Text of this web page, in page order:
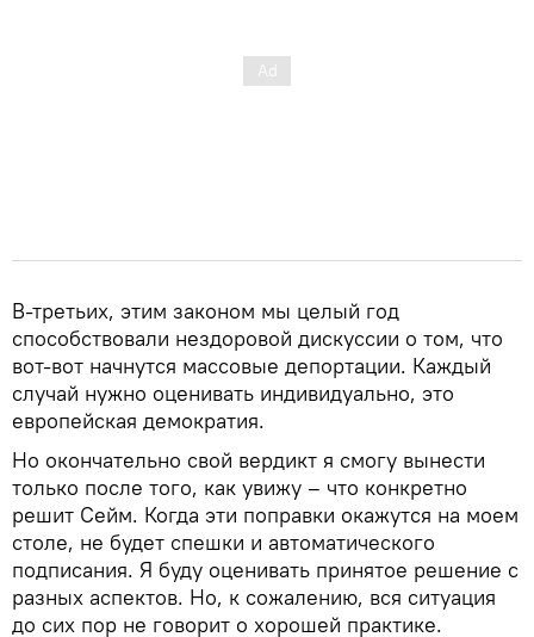
В-третьих, этим законом мы целый год
способствовали нездоровой дискуссии о том, что
вот-вот начнутся массовые депортации. Каждый
случай нужно оценивать индивидуально, это
европейская демократия.
Но окончательно свой вердикт я смогу вынести
только после того, как увижу – что конкретно
решит Сейм. Когда эти поправки окажутся на моем
столе, не будет спешки и автоматического
подписания. Я буду оценивать принятое решение с
разных аспектов. Но, к сожалению, вся ситуация
до сих пор не говорит о хорошей практике.